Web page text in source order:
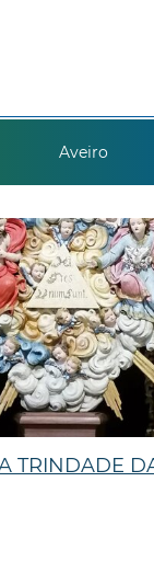
Aveiro
TRINDADE